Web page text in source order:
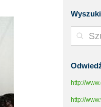
http://
http://